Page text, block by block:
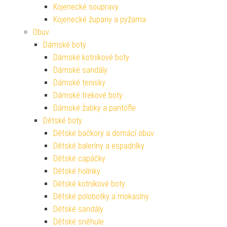
Kojenecké soupravy
Kojenecké župany a pyžama
Obuv
Dámské boty
Dámské kotníkové boty
Dámské sandály
Dámské tenisky
Dámské trekové boty
Dámské žabky a pantofle
Dětské boty
Dětské bačkory a domácí obuv
Dětské baleríny a espadrilky
Dětské capáčky
Dětské holínky
Dětské kotníkové boty
Dětské polobotky a mokasíny
Dětské sandály
Dětské sněhule